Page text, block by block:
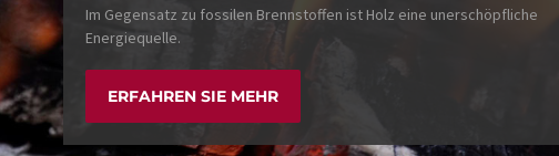
Im Gegensatz zu fossilen Brennstoffen ist Holz eine unerschöpfliche
Energiequelle.
ERFAHREN SIE MEHR